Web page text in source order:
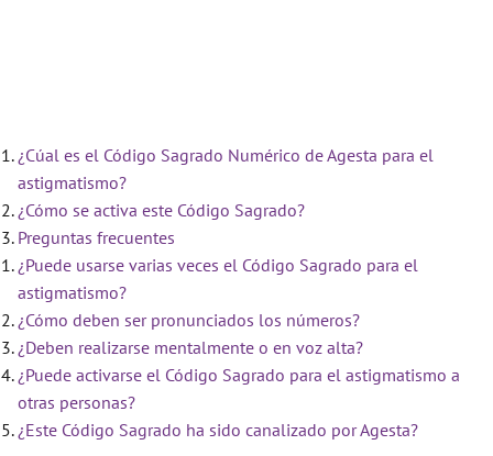
¿Cúal es el Código Sagrado Numérico de Agesta para el
astigmatismo?
¿Cómo se activa este Código Sagrado?
Preguntas frecuentes
¿Puede usarse varias veces el Código Sagrado para el
astigmatismo?
¿Cómo deben ser pronunciados los números?
¿Deben realizarse mentalmente o en voz alta?
¿Puede activarse el Código Sagrado para el astigmatismo a
otras personas?
¿Este Código Sagrado ha sido canalizado por Agesta?